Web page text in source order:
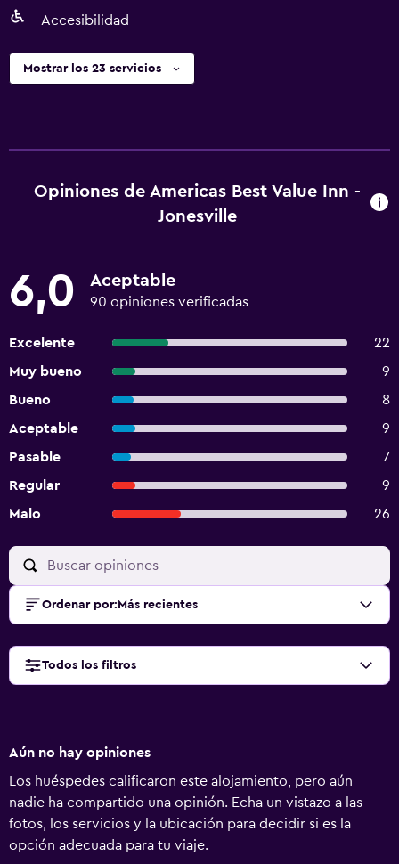
Accesibilidad
Mostrar los 23 servicios
Opiniones de Americas Best Value Inn -
Jonesville
6,0 Aceptable
90 opiniones verificadas
Excelente
22
Muy bueno
9
Bueno
8
Aceptable
9
Pasable
7
Regular
9
Malo
26
Ordenar por: Más recientes
Todos los filtros
Aún no hay opiniones
Los huéspedes calificaron este alojamiento, pero aún
nadie ha compartido una opinión. Echa un vistazo a las
fotos, los servicios y la ubicación para decidir si es la
opción adecuada para tu viaje.